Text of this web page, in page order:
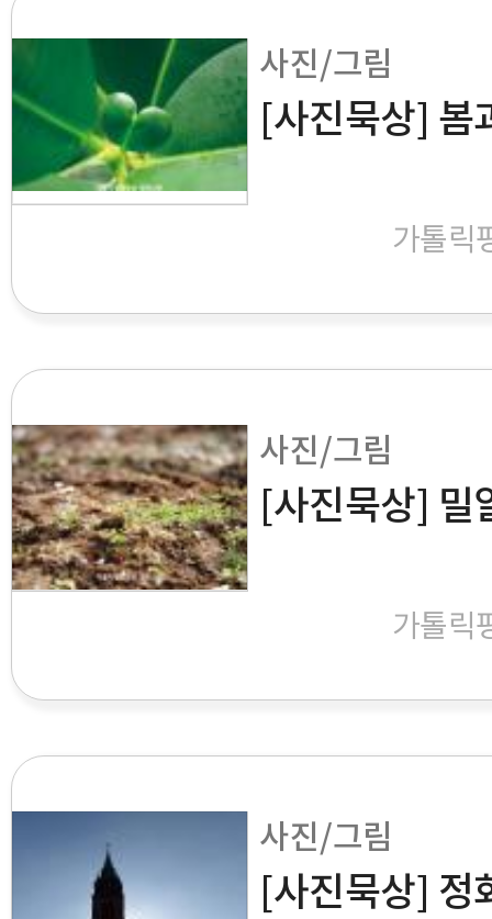
사진/그림
[사진묵상] 봄
가톨릭
사진/그림
[사진묵상] 밀
가톨릭
사진/그림
[사진묵상] 정